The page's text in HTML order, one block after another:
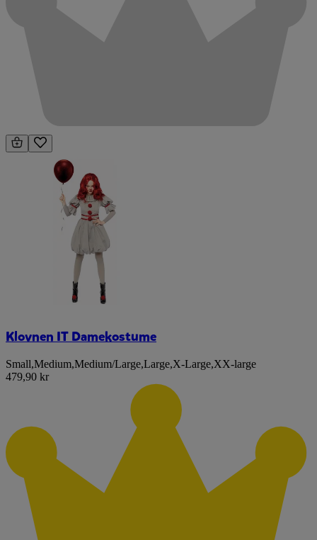
Klovnen IT Damekostume
Small,Medium,Medium/Large,Large,X-Large,XX-large
479,90 kr